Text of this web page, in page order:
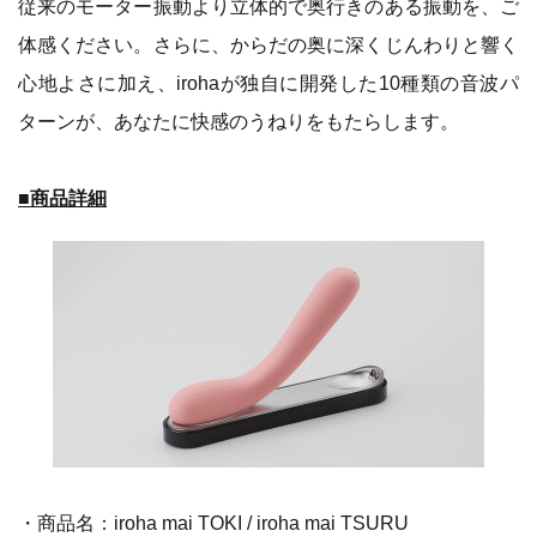
従来のモーター振動より立体的で奥行きのある振動を、ご
体感ください。さらに、からだの奥に深くじんわりと響く
心地よさに加え、irohaが独自に開発した10種類の音波パ
ターンが、あなたに快感のうねりをもたらします。
■商品詳細
・商品名：iroha mai TOKI / iroha mai TSURU